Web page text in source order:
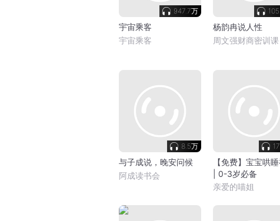
947.7万
宇宙乘客
宇宙乘客
杨韵冉说人性
周文强财商密训课
8.5万
与子成说，晚安问候
阿成读书会
【免费】宝宝哄
| 0-3岁必备
亲爱的喵姐